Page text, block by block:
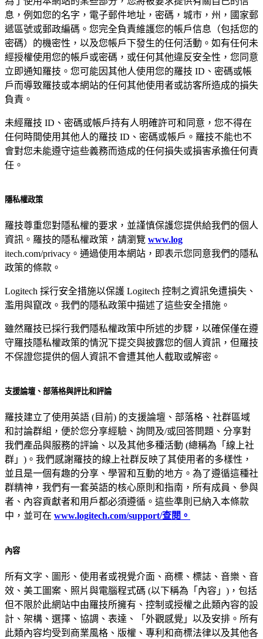
息，例如您的名字，電子郵件地址，密碼，城市，州，國家郵
遞區號或郵政編碼。您完全負責維護您的帳戶信息（包括您的
密碼）的機密性，以及您帳戶下發生的任何活動。如有任何未
經授權使用您的帳戶或密碼，或任何其他違反安全性，您同意
立即通知羅技。您可能因其他人使用您的羅技 ID、密碼或帳
戶而導致羅技或本網站的任何其他使用者或訪客所造成的損失
負責。
未經羅技 ID、密碼或帳戶持有人明確許可和同意，您不得在
任何時間使用其他人的羅技 ID、密碼或帳戶。羅技不能也不
會對您未能遵守這些義務而造成的任何損失或損害承擔任何責
任。
隱私權政策
羅技尊重您對隱私權的要求，並謹慎保護您提供給我們的個人
資訊。羅技的隱私權政策，請瀏覽 www.log
itech.com/privacy。通過使用本網站，即表示您同意我們的隱私
政策的條款。
Logitech 採行安全措施以保護 Logitech 控制之資訊免遭損失、
濫用與竄改。我們的隱私政策中描述了這些安全措施。
雖然羅技已採行我們隱私權政策中所述的步驟，以確保僅在遵
守羅技隱私權政策的情況下提交與披露您的個人資訊，但羅技
不保證您提供的個人資訊不會遭其他人截取或解密。
支援論壇、部落格與評比和評論
羅技建立了使用英語 (目前) 的支援論壇、部落格、社群區域
和討論群組，便於您分享經驗、詢問及/或回答問題、分享對
我們產品與服務的評論、以及其他多種活動 (總稱為「線上社
群」)。我們感謝羅技的線上社群反映了其使用者的多樣性，
並且是一個有趣的分享、學習和互動的地方。為了遵循這種社
群精神，我們有一套英語的核心原則和指南，所有成員、參與
者、內容貢獻者和用戶都必須遵循。這些準則已納入本條款
中，並可在 www.logitech.com/support/查閱。
內容
所有文字、圖形、使用者或視覺介面、商標、標誌、音樂、音
效、美工圖案、照片與電腦程式碼 (以下稱為「內容」)，包括
但不限於此網站中由羅技所擁有、控制或授權之此類內容的設
計、架構、選擇、協調、表達、「外觀感覺」以及安排。所有
此類內容均受到商業風格、版權、專利和商標法律以及其他各